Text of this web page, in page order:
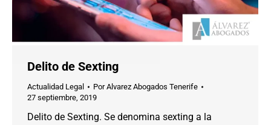
Delito de Sexting
Actualidad Legal PorAlvarez Abogados Tenerife
27 septiembre, 2019
Delito de Sexting. Se denomina sexting a la